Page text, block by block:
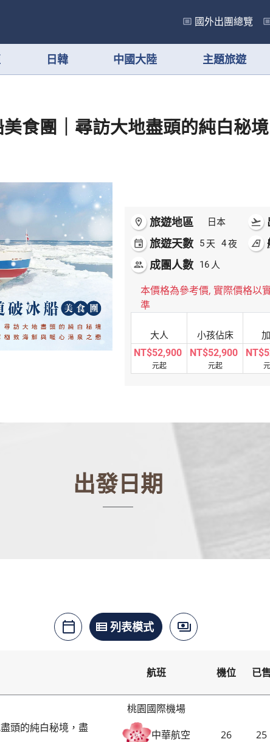
國外出團總覽
日韓 中國大陸 主題旅遊
食團｜尋訪大地盡頭的純白秘
room 旅遊地區
日本
event
旅遊天數 5 天 4夜
people 成團人數 16 人
flight_takeoff
airlines
本價格為參考價, 實際價格以
準
大人 小孩佔床
NT$52,900
元起
NT$52,900
元起
出發日期
calendar_today
月曆模式
view_list
列表模式 payments
價格模式
航班 機位 已售
頭的純白秘境，盡
桃園國際機場
中華航空 26 25